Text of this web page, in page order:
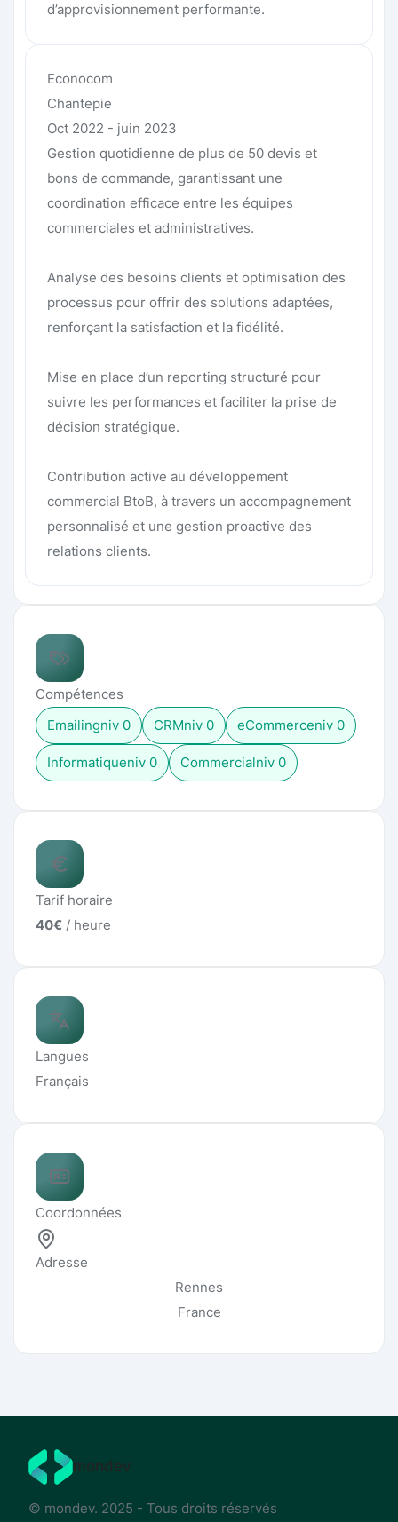
d’approvisionnement performante.
Econocom
Chantepie
Oct 2022 - juin 2023
Gestion quotidienne de plus de 50 devis et
bons de commande, garantissant une
coordination efficace entre les équipes
commerciales et administratives.
Analyse des besoins clients et optimisation des
processus pour offrir des solutions adaptées,
renforçant la satisfaction et la fidélité.
Mise en place d’un reporting structuré pour
suivre les performances et faciliter la prise de
décision stratégique.
Contribution active au développement
commercial BtoB, à travers un accompagnement
personnalisé et une gestion proactive des
relations clients.
Compétences
Emailingniv 0 CRMniv 0 eCommerceniv 0
Informatiqueniv 0 Commercialniv 0
Tarif horaire
40€ / heure
Langues
Français
Coordonnées
Adresse
Rennes
France
mondev
© mondev. 2025 - Tous droits réservés